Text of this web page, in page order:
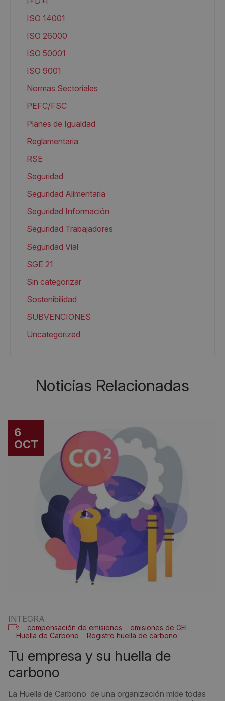
ISO 14001
ISO 26000
ISO 50001
ISO 9001
Normas Sectoriales
PEFC/FSC
Planes de Igualdad
Reglamentaria
RSE
Seguridad
Seguridad Alimentaria
Seguridad Información
Seguridad Trabajadores
Seguridad Vial
SGE 21
Sin categorizar
Sostenibilidad
SUBVENCIONES
Uncategorized
Noticias Relacionadas
6
OCT
INTEGRA
compensación de emisiones
emisiones de GEI
Huella de Carbono
Registro huella de carbono
tu empresa y su huella de
carbono
La Huella de Carbono de una organización mide todas